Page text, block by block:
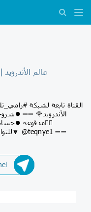
القناة تابعة لشبكة
الأندرويد🌹 ➖➖
مدفوعة ⏺حسابات